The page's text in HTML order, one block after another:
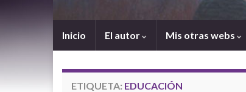
Inicio El autor Mis otras webs
ETIQUETA: EDUCACIÓN